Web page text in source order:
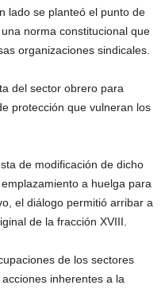
lado se planteó el punto de
norma constitucional que
organizaciones sindicales.
del sector obrero para
protección que vulneran los
de modificación de dicho
a huelga para
el diálogo permitió arribar a
de la fracción XVIII.
de los sectores
inherentes a la